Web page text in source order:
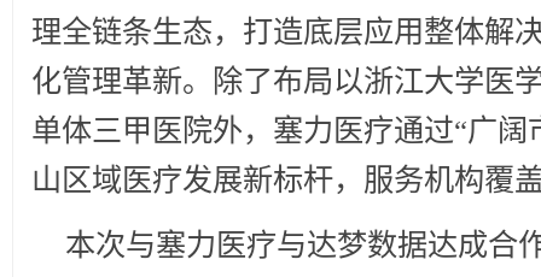
理全链条生态，打造底层应用整体解
化管理革新。除了布局以浙江大学医
单体三甲医院外，塞力医疗通过“广
山区域医疗发展新标杆，服务机构覆
本次与塞力医疗与达梦数据达成合